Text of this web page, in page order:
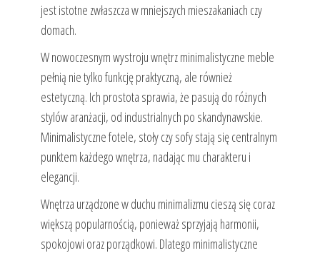
jest istotne zwłaszcza w mniejszych mieszakaniach czy
domach.
W nowoczesnym wystroju wnętrz minimalistyczne meble
pełnią nie tylko funkcję praktyczną, ale również
estetyczną. Ich prostota sprawia, że pasują do różnych
stylów aranżacji, od industrialnych po skandynawskie.
Minimalistyczne fotele, stoły czy sofy stają się centralnym
punktem każdego wnętrza, nadając mu charakteru i
elegancji.
Wnętrza urządzone w duchu minimalizmu cieszą się coraz
większą popularnością, ponieważ sprzyjają harmonii,
spokojowi oraz porządkowi. Dlatego minimalistyczne